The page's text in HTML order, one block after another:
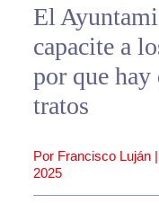
El
capacite a
por que hay
tratos
Por Francisco Luján
2025